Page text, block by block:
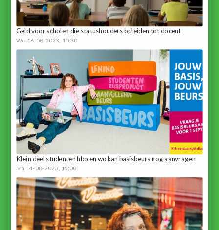
Geld voor scholen die statushouders opleiden tot docent
Wo 16-08-2023, 10:30
Klein deel studenten hbo en wo kan basisbeurs nog aanvragen
Ma 14-08-2023, 15:00